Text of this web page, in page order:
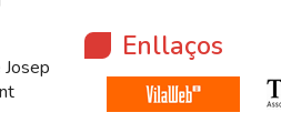
Enllaços